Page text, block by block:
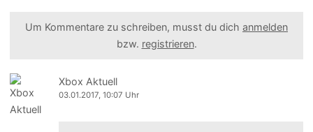
Um Kommentare zu schreiben, musst du dich anmelden
bzw. registrieren.
Xbox Aktuell
03.01.2017, 10:07 Uhr